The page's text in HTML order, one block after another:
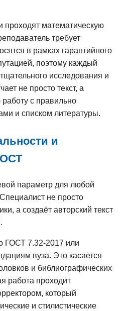
проходят математическую
требует
в рамках гарантийного
поэтому каждый
исследования и
не просто текст, а
с правильно
и списком литературы.
и
параметр для любой
не просто
а создаёт авторский текст
ГОСТ 7.32-2017 или
вуза. Это касается
и библиографических
работа проходит
который
и стилистические